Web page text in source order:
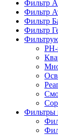
Фильтр
Фильтр
Фильтр
Фильтр
Фильтры